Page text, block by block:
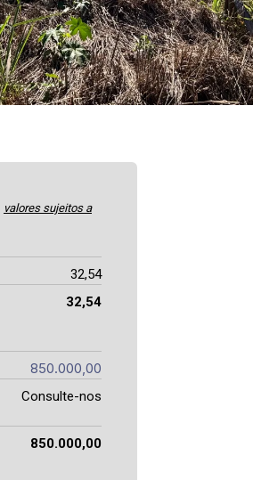
valores sujeitos a
32,54
32,54
850.000,00
Consulte-nos
850.000,00